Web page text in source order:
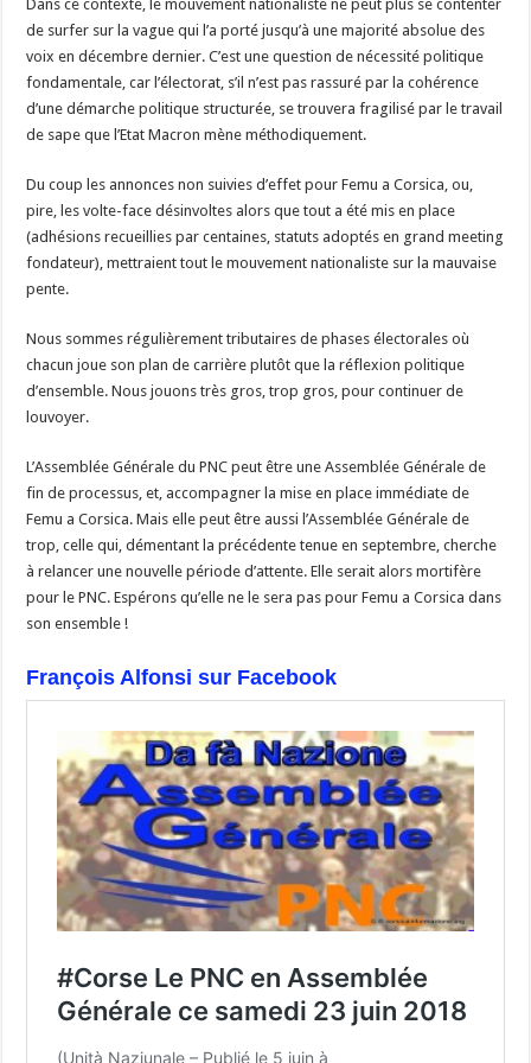
Dans ce contexte, le mouvement nationaliste ne peut plus se contenter
de surfer sur la vague qui l’a porté jusqu’à une majorité absolue des
voix en décembre dernier. C’est une question de nécessité politique
fondamentale, car l’électorat, s’il n’est pas rassuré par la cohérence
d’une démarche politique structurée, se trouvera fragilisé par le travail
de sape que l’Etat Macron mène méthodiquement.
Du coup les annonces non suivies d’effet pour Femu a Corsica, ou,
pire, les volte-face désinvoltes alors que tout a été mis en place
(adhésions recueillies par centaines, statuts adoptés en grand meeting
fondateur), mettraient tout le mouvement nationaliste sur la mauvaise
pente.
Nous sommes régulièrement tributaires de phases électorales où
chacun joue son plan de carrière plutôt que la réflexion politique
d’ensemble. Nous jouons très gros, trop gros, pour continuer de
louvoyer.
L’Assemblée Générale du PNC peut être une Assemblée Générale de
fin de processus, et, accompagner la mise en place immédiate de
Femu a Corsica. Mais elle peut être aussi l’Assemblée Générale de
trop, celle qui, démentant la précédente tenue en septembre, cherche
à relancer une nouvelle période d’attente. Elle serait alors mortifère
pour le PNC. Espérons qu’elle ne le sera pas pour Femu a Corsica dans
son ensemble !
François Alfonsi sur Facebook